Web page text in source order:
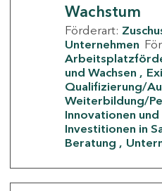
Wachstum
Förderart:
Unternehmen
und Wachsen
Qualifizierung/
Weiterbildung/
Innovationen
Investitionen in
Beratung